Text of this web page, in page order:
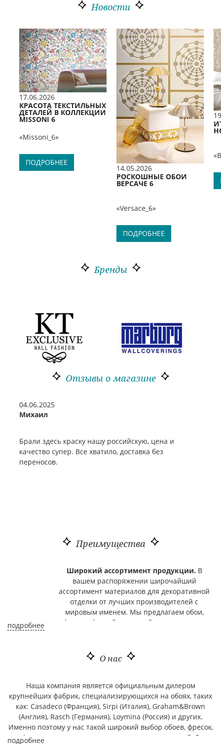
Новости
17.06.2026
КРАСОТА ТЕКСТИЛЬНЫХ
ДЕТАЛЕЙ В КОЛЛЕКЦИИ
MISSONI 6
«Missoni_6»
ПОДРОБНЕЕ
14.05.2026
РОСКОШНЫЕ ОБОИ
ВЕРСАЧЕ 6
«Versace_6»
ПОДРОБНЕЕ
Бренды
Отзывы о магазине
04.06.2025
Михаил
Брали здесь краску нашу российскую, цена и
качество супер. Все хватило, доставка без
переносов.
Преимущества
Широкий ассортимент продукции. В
вашем распоряжении широчайший
ассортимент материалов для декоративной
отделки от лучших производителей с
мировым именем. Мы предлагаем обои,
фрески, фотообои, лепной декор и другие
(США), Zambaiti Parati
KT Exclusive
Мы постоянно пополняем наш
ассортимент новыми коллекциями.У нас
вы узнаете первыми о поступлениях новых
коллекций и модных тенденциях в мире
дизайна интерьера.
подробнее
О нас
Наша компания является официальным дилером
крупнейших фабрик, специализирующихся на обоях, таких
как: Casadeco (Франция), Sirpi (Италия), Graham&Brown
(Англия), Rasch (Германия), Loymina (Россия) и других.
Именно поэтому у нас такой широкий выбор обоев, фресок,
фотопанно от ведущих мировых производителей. В
подробнее